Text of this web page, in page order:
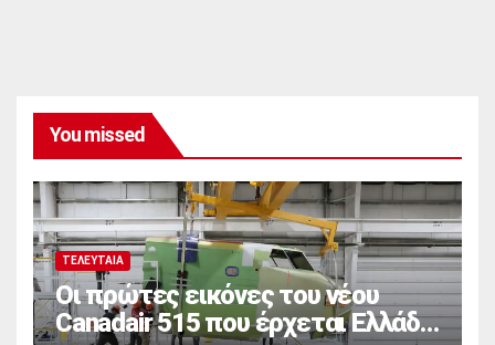
You missed
ΤΕΛΕΥΤΑΊΑ
Οι πρώτες εικόνες του νέου
Canadair 515 που έρχεται Ελλάδα